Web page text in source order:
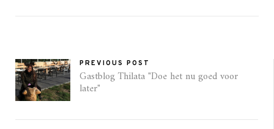
PREVIOUS POST
Gastblog Thilata "Doe het nu goed voor
later"